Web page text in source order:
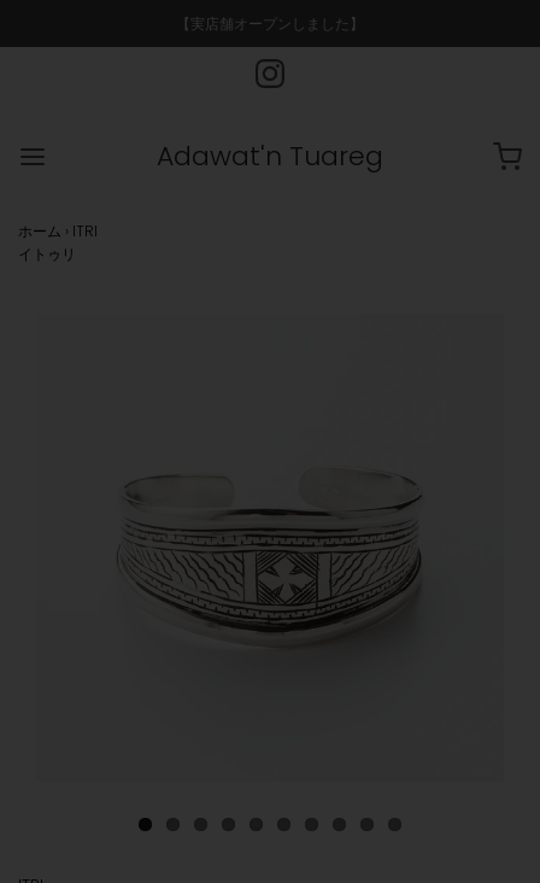
【実店舗オープンしました】
Adawat'n Tuareg
ホーム › ITRI
イトゥリ